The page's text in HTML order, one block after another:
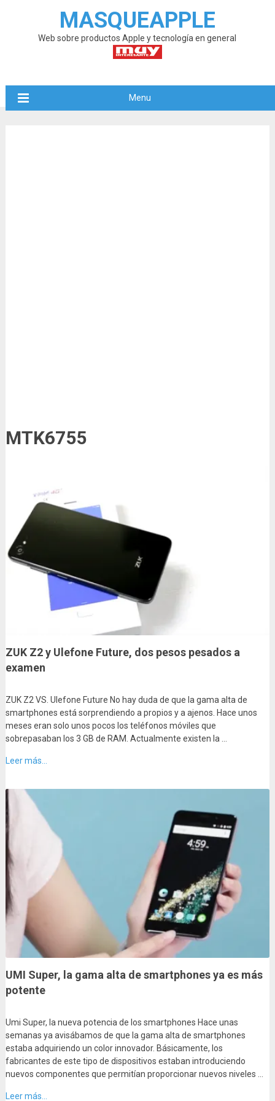
MASQUEAPPLE
Web sobre productos Apple y tecnología en general
Menu
MTK6755
ZUK Z2 y Ulefone Future, dos pesos pesados a
examen
ZUK Z2 VS. Ulefone Future No hay duda de que la gama alta de
smartphones está sorprendiendo a propios y a ajenos. Hace unos
meses eran solo unos pocos los teléfonos móviles que
sobrepasaban los 3 GB de RAM. Actualmente existen la …
Leer más...
UMI Super, la gama alta de smartphones ya es más
potente
Umi Super, la nueva potencia de los smartphones Hace unas
semanas ya avisábamos de que la gama alta de smartphones
estaba adquiriendo un color innovador. Básicamente, los
fabricantes de este tipo de dispositivos estaban introduciendo
nuevos componentes que permitían proporcionar nuevos niveles …
Leer más...